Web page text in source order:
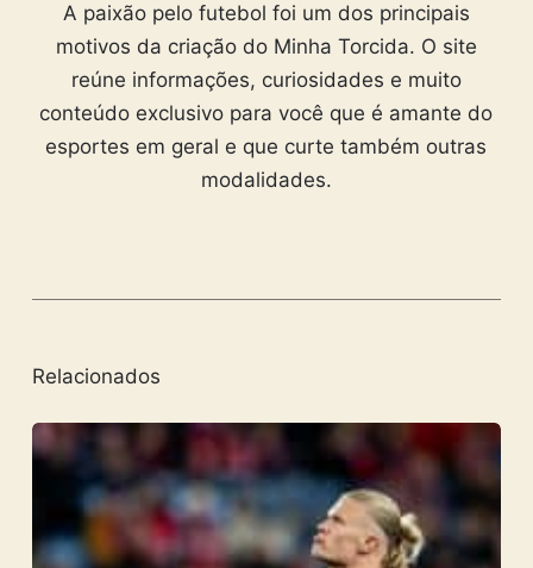
A paixão pelo futebol foi um dos principais
motivos da criação do Minha Torcida. O site
reúne informações, curiosidades e muito
conteúdo exclusivo para você que é amante do
esportes em geral e que curte também outras
modalidades.
Relacionados